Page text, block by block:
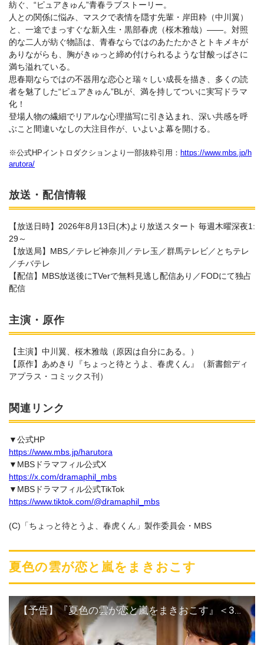
紡ぐ、“ピュアきゅん”青春ラブストーリー。
人との関係に悩み、マスクで表情を隠す先輩・岸田粋（中川翼）
と、一途でまっすぐな新入生・黒部春虎（桜木雅哉）――。対照
的な二人が紡ぐ物語は、青春ならではのあたたかさとトキメキが
ありながらも、胸がきゅっと締め付けられるような甘酸っぱさに
満ち溢れている。
思春期ならではの不器用な恋心と瑞々しい成長を描き、多くの読
者を魅了した“ピュアきゅん”BLが、満を持してついに実写ドラマ
化！
登場人物の繊細でリアルな心理描写に引き込まれ、深い共感を呼
ぶこと間違いなしの大注目作が、いよいよ幕を開ける。
※公式HPイントロダクションより一部抜粋引用： https://www.mbs.jp/h
arutora/
放送・配信情報
【放送日時】2026年8月13日(木)より放送スタート 毎週木曜深夜1:
29～
【放送局】MBS／テレビ神奈川／テレ玉／群馬テレビ／とちテレ
／チバテレ
【配信】MBS放送後にTVerで無料見逃し配信あり／FODにて独占
配信
主演・原作
【主演】中川翼、桜木雅哉（原因は自分にある。）
【原作】あめきり『ちょっと待とうよ、春虎くん』（新書館ディ
アプラス・コミックス刊）
関連リンク
▼公式HP
https://www.mbs.jp/harutora
▼MBSドラマフィル公式X
https://x.com/dramaphil_mbs
▼MBSドラマフィル公式TikTok
https://www.tiktok.com/@dramaphil_mbs
(C)「ちょっと待とうよ、春虎くん」製作委員会・MBS
夏色の雲が恋と嵐をまきおこす
【予告】『夏色の雲が恋と嵐をまきおこす』＜30秒PR＞7月11日土曜23時スタート！